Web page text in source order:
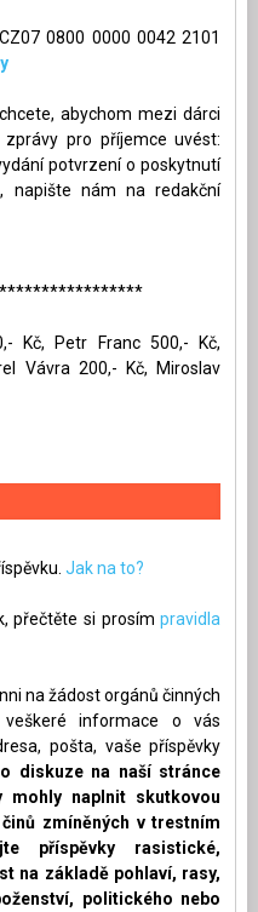
0800 0000 0042 2101
abychom mezi dárci
pro příjemce uvést:
potvrzení o poskytnutí
napište nám na redakční
Kč, Petr Franc 500,- Kč,
Vávra 200,- Kč, Miroslav
Jak na to?
přečtěte si prosímpravidla
na žádost orgánů činných
informace o vás
pošta, vaše příspěvky
diskuze na naší stránce
mohly naplnit skutkovou
zmíněných v trestním
příspěvky rasistické,
na základě pohlaví, rasy,
politického nebo